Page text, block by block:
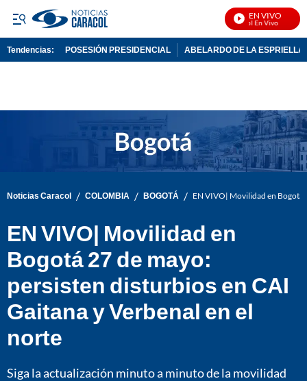
EN VIVO
Tendencias: POSESIÓN PRESIDENCIAL ABELARDO DE LA ESPRIELLA
Noticias Caracol / COLOMBIA / BOGOTÁ / EN VIVO| Movilidad en Bogotá
EN VIVO| Movilidad en
Bogotá 27 de mayo:
persisten disturbios en CAI
Gaitana y Verbenal en el
norte
Siga la actualización minuto a minuto de la movilidad